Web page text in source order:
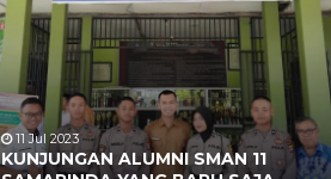
11 Jul 2023
KUNJUNGAN ALUMNI SMAN 11